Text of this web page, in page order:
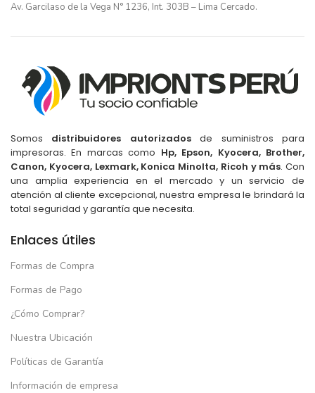
Epson FX890 FX890II para FX890
44.99El
original
S/44.99.
S/33.00 El
actual
S/33.00.
Av. Garcilaso de la Vega N° 1236, Int. 303B – Lima Cercado.
Somos distribuidores autorizadosde suministros para
impresoras. En marcas como Hp, Epson, Kyocera, Brother,
Canon, Kyocera, Lexmark, Konica Minolta, Ricoh y más. Con
una amplia experiencia en el mercado y un servicio de
atención al cliente excepcional, nuestra empresa le brindará la
total seguridad y garantía que necesita.
Enlaces útiles
Formas de Compra
Formas de Pago
¿Cómo Comprar?
Nuestra Ubicación
Políticas de Garantía
Información de empresa